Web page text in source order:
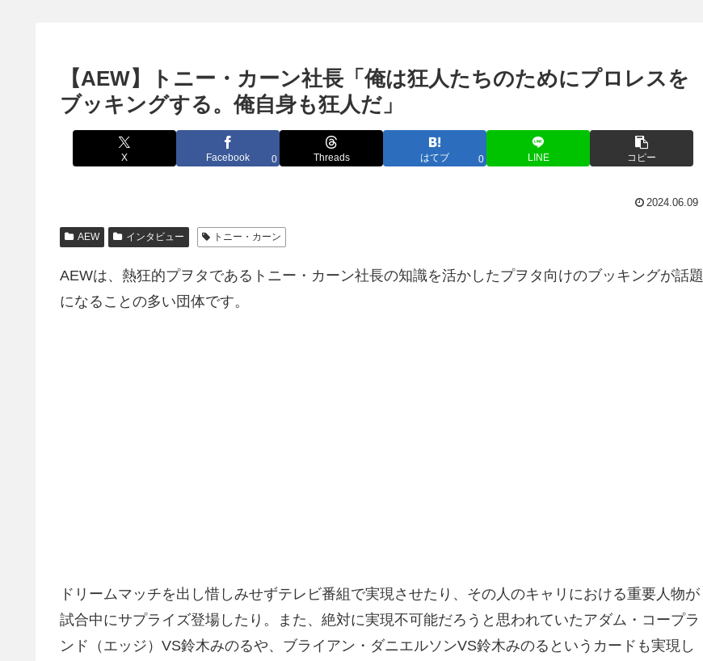
【AEW】トニー・カーン社長「俺は狂人たちのためにプロレスを
ブッキングする。俺自身も狂人だ」
X Facebook 0 Threads はてブ 0 LINE コピー
2024.06.09
AEW インタビュー トニー・カーン
AEWは、熱狂的プヲタであるトニー・カーン社長の知識を活かしたプヲタ向けのブッキングが話題
になることの多い団体です。
ドリームマッチを出し惜しみせずテレビ番組で実現させたり、その人のキャリにおける重要人物が
試合中にサプライズ登場したり。また、絶対に実現不可能だろうと思われていたアダム・コープラ
ンド（エッジ）VS鈴木みのるや、ブライアン・ダニエルソンVS鈴木みのるというカードも実現し